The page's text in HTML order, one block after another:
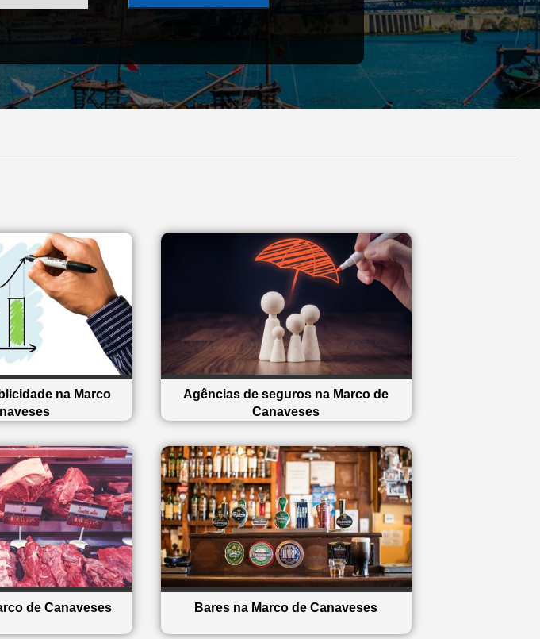
na Marco
Agências de seguros na Marco de
Canaveses
de Canaveses Bares na Marco de Canaveses